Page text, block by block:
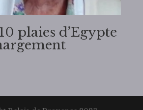
plaies d’Egypte